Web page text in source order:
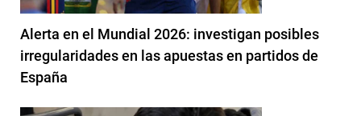
Alerta en el Mundial 2026: investigan posibles
irregularidades en las apuestas en partidos de
España